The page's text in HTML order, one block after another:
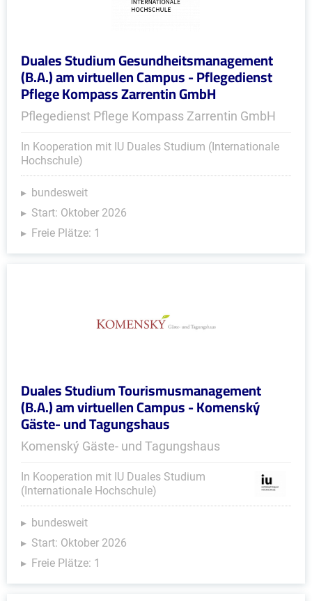
Duales Studium Gesundheitsmanagement
(B.A.) am virtuellen Campus - Pflegedienst
Pflege Kompass Zarrentin GmbH
Pflegedienst Pflege Kompass Zarrentin GmbH
In Kooperation mit IU Duales Studium (Internationale
Hochschule)
bundesweit
Start: Oktober 2026
Freie Plätze: 1
Duales Studium Tourismusmanagement
(B.A.) am virtuellen Campus - Komenský
Gäste- und Tagungshaus
Komenský Gäste- und Tagungshaus
In Kooperation mit IU Duales Studium
(Internationale Hochschule)
bundesweit
Start: Oktober 2026
Freie Plätze: 1